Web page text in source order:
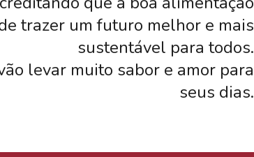
trazer um futuro melhor e mais
sustentável para todos.
levar muito sabor e amor para
seus dias.